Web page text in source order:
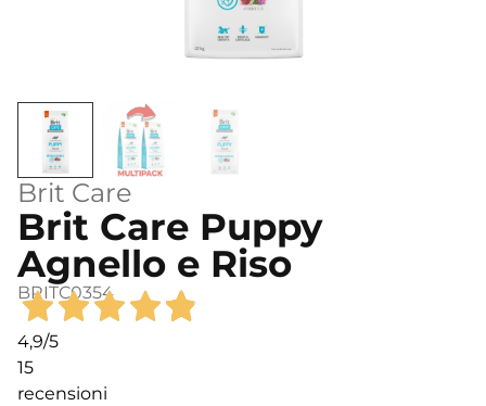
Brit Care
Brit Care Puppy
Agnello e Riso
BRITC0354
4,9/5
15
recensioni